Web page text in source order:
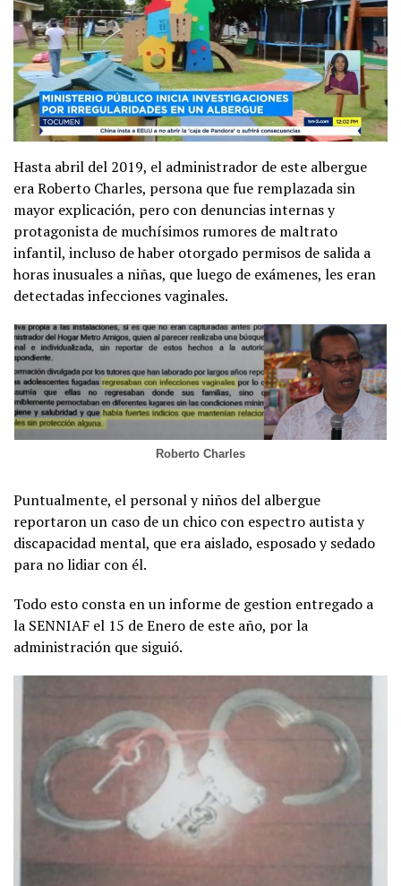
Hasta abril del 2019, el administrador de este albergue
era Roberto Charles, persona que fue remplazada sin
mayor explicación, pero con denuncias internas y
protagonista de muchísimos rumores de maltrato
infantil, incluso de haber otorgado permisos de salida a
horas inusuales a niñas, que luego de exámenes, les eran
detectadas infecciones vaginales.
Roberto Charles
Puntualmente, el personal y niños del albergue
reportaron un caso de un chico con espectro autista y
discapacidad mental, que era aislado, esposado y sedado
para no lidiar con él.
Todo esto consta en un informe de gestion entregado a
la SENNIAF el 15 de Enero de este año, por la
administración que siguió.